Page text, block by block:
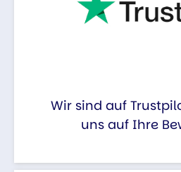
Wir sind auf
uns auf Ihre